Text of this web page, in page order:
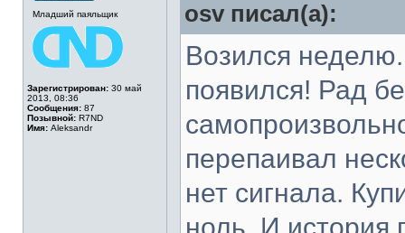
Младший паяльщик
Зарегистрирован: 30 май
2013, 08:36
Сообщения: 87
Позывной: R7ND
Имя: Aleksandr
osv писал(а):
Возился
появился! Рад
перепаивал
нет сигнала.